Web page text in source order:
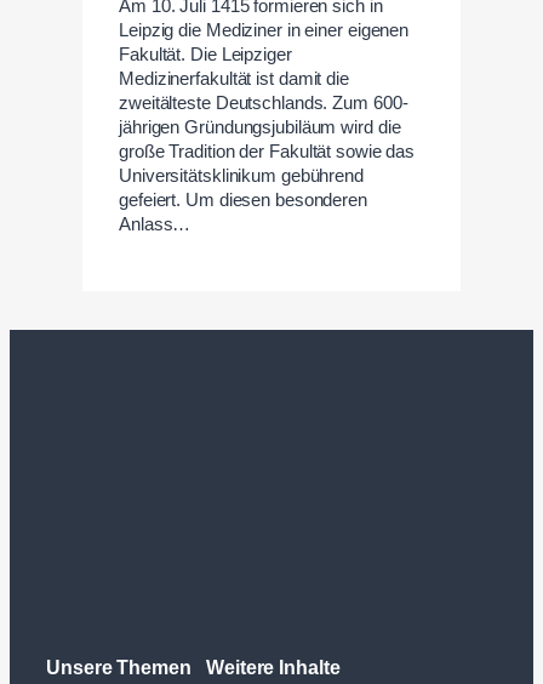
Am 10. Juli 1415 formieren sich in
Leipzig die Mediziner in einer eigenen
Fakultät. Die Leipziger
Medizinerfakultät ist damit die
zweitälteste Deutschlands. Zum 600-
jährigen Gründungsjubiläum wird die
große Tradition der Fakultät sowie das
Universitätsklinikum gebührend
gefeiert. Um diesen besonderen
Anlass…
Unsere Themen Weitere Inhalte